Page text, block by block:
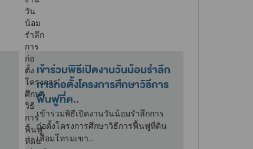
เข้าร่วมพิธีเปิดงานวันน้อมรำลึก
การก่อตั้งโครงการศึกษาวิธีการ
ฟื้นฟูที่ด..
เข้าร่วมพิธีเปิดงานวันน้อมรำลึกการ
ก่อตั้งโครงการศึกษาวิธีการฟื้นฟูที่ดิน
เสื่อมโทรมเขา..